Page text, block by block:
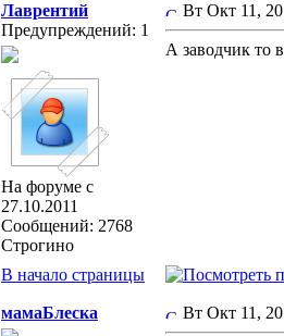
Лаврентий
Предупреждений: 1
На форуме с
27.10.2011
Сообщений: 2768
Строгино
Вт Окт 11,
А заводчик то
В начало страницы
мамаБлеска Вт Окт 11,